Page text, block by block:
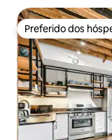
Preferido dos
Preferido dos